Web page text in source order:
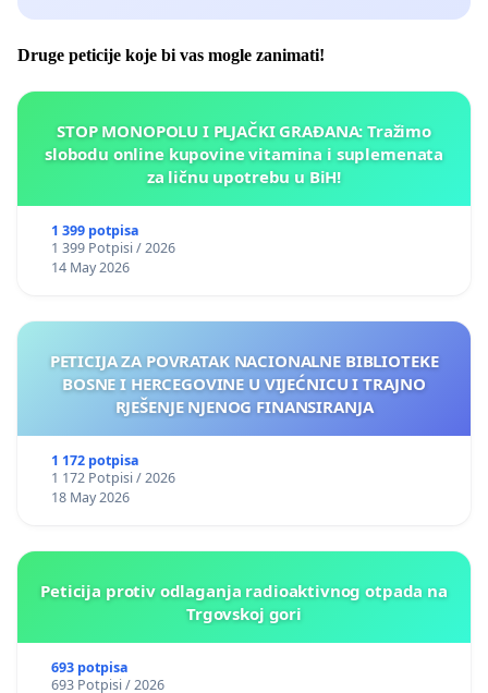
Druge peticije koje bi vas mogle zanimati!
STOP MONOPOLU I PLJAČKI GRAĐANA: Tražimo
slobodu online kupovine vitamina i suplemenata
za ličnu upotrebu u BiH!
1 399 potpisa
1 399 Potpisi / 2026
14 May 2026
PETICIJA ZA POVRATAK NACIONALNE BIBLIOTEKE
BOSNE I HERCEGOVINE U VIJEĆNICU I TRAJNO
RJEŠENJE NJENOG FINANSIRANJA
1 172 potpisa
1 172 Potpisi / 2026
18 May 2026
Peticija protiv odlaganja radioaktivnog otpada na
Trgovskoj gori
693 potpisa
693 Potpisi / 2026